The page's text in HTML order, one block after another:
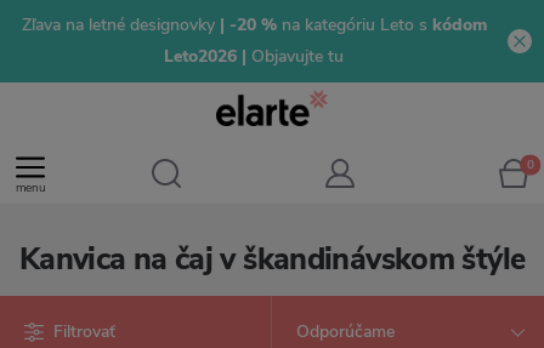
Zľava na letné designovky| -20 % na kategóriu Leto s kódom
Leto2026 | Objavujte tu
menu
0
Kanvica na čaj v škandinávskom štýle
Filtrovať